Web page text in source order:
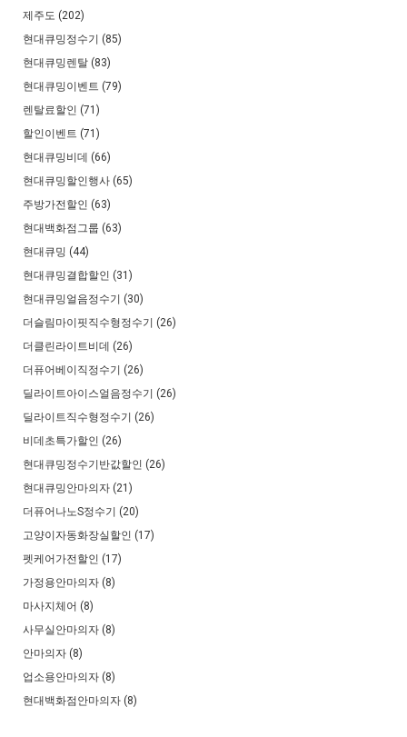
제주도 (202)
현대큐밍정수기 (85)
현대큐밍렌탈 (83)
현대큐밍이벤트 (79)
렌탈료할인 (71)
할인이벤트 (71)
현대큐밍비데 (66)
현대큐밍할인행사 (65)
주방가전할인 (63)
현대백화점그룹 (63)
현대큐밍 (44)
현대큐밍결합할인 (31)
현대큐밍얼음정수기 (30)
더슬림마이핏직수형정수기 (26)
더클린라이트비데 (26)
더퓨어베이직정수기 (26)
딜라이트아이스얼음정수기 (26)
딜라이트직수형정수기 (26)
비데초특가할인 (26)
현대큐밍정수기반값할인 (26)
현대큐밍안마의자 (21)
더퓨어나노S정수기 (20)
고양이자동화장실할인 (17)
펫케어가전할인 (17)
가정용안마의자 (8)
마사지체어 (8)
사무실안마의자 (8)
안마의자 (8)
업소용안마의자 (8)
현대백화점안마의자 (8)